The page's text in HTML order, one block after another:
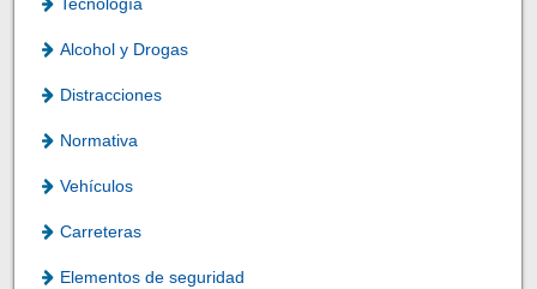
Tecnología
Alcohol y Drogas
Distracciones
Normativa
Vehículos
Carreteras
Elementos de seguridad